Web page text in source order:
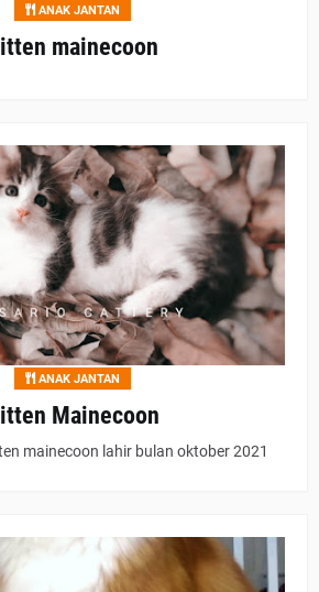
ANAK JANTAN
mainecoon
ANAK JANTAN
Mainecoon
mainecoon lahir bulan oktober 2021